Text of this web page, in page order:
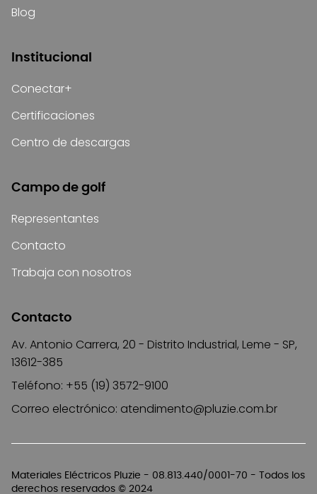
Materiales Eléctricos Pluzie - 08.813.440/0001-70 - Todos los
derechos reservados © 2024
Blog
Institucional
Conectar+
Certificaciones
Centro de descargas
Campo de golf
Representantes
Contacto
Trabaja con nosotros
Contacto
Av. Antonio Carrera, 20 - Distrito Industrial, Leme - SP,
13612-385
Teléfono: +55 (19) 3572-9100
Correo electrónico: atendimento@pluzie.com.br